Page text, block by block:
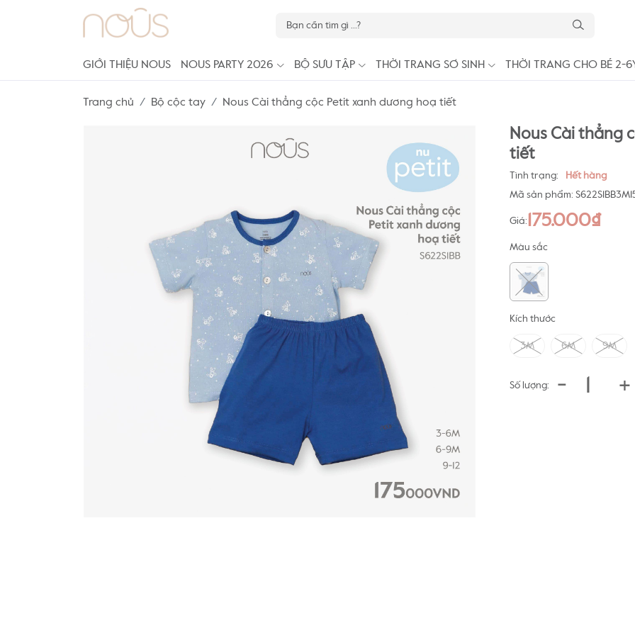
GIỚI THIỆU NOUS NOUS PARTY 2026 BỘ SƯU TẬP THỜI TRANG SƠ SINH THỜI TRANG CHO BÉ 2-
Trang chủ Bộ cộc tay Nous Cài thẳng cộc Petit xanh dương hoạ tiết
Nous Cài thẳng
tiết
Tình trạng:
Hết hàng
Mã sản phẩm:
Giá: 175.000₫
Màu sắc
Kích thước
3M 6M 9M
Số lượng: - +